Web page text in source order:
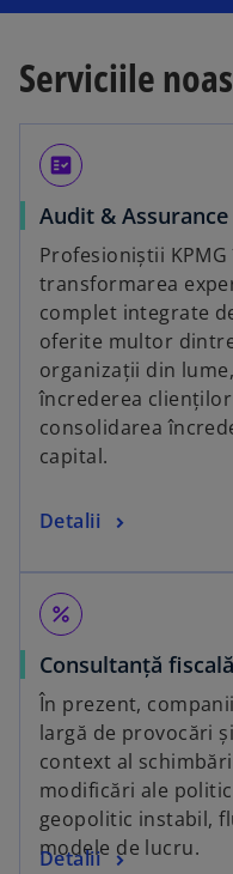
Serviciile
fact_check
Audit & Assurance
Profesioniștii
transformarea
complet integrate
oferite multor
organizații din
încrederea
consolidarea
capital.
Detalii
percent
Consultanță fiscală
În prezent,
largă de provocări
context al
modificări ale
geopolitic instabil,
modele de lucru.
Detalii